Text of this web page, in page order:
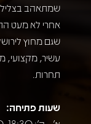
שמתאהב
אחרי לא מעט
שגם מחוץ
עשיר, מקצועי,
תחרות.
שעות פתיחה: